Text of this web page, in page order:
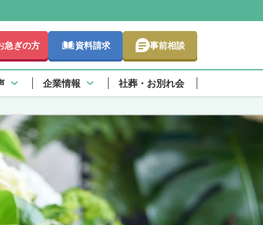
急ぎの方 資料請求 事前相談
企業情報 社葬・お別れ会